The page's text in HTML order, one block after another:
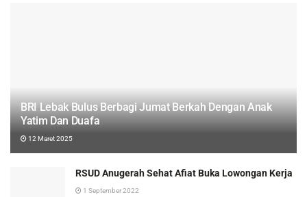
BRI Lebak Bulus Berbagi Jumat Berkah Dengan Anak
Yatim Dan Duafa
12 Maret 2025
RSUD Anugerah Sehat Afiat Buka Lowongan Kerja
1 September 2022